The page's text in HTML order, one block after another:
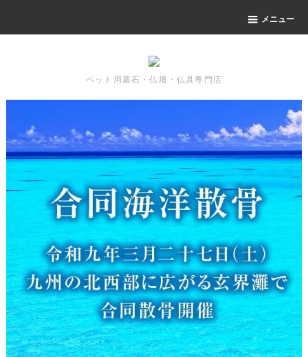
メニュー
ペット用墓石・仏壇・仏具専門店